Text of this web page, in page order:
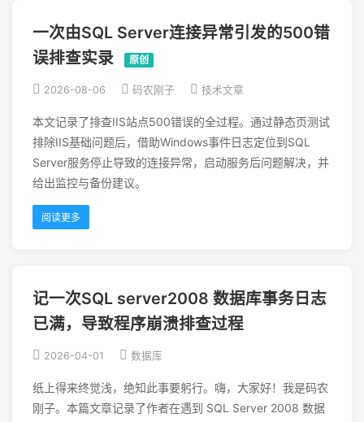
一次由SQL Server连接异常引发的500错
误排查实录
原创
2026-08-06 码农刚子 技术文章
本文记录了排查IIS站点500错误的全过程。通过静态页测试
排除IIS基础问题后，借助Windows事件日志定位到SQL
Server服务停止导致的连接异常，启动服务后问题解决，并
给出监控与备份建议。
阅读更多
记一次SQL server2008 数据库事务日志
已满，导致程序崩溃排查过程
2026-04-01 数据库
纸上得来终觉浅，绝知此事要躬行。嗨，大家好！我是码农
刚子。本篇文章记录了作者在遇到 SQL Server 2008 数据